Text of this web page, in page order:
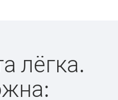
лёгка.